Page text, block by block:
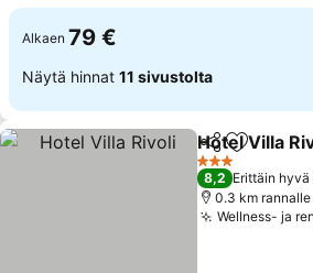
Alkaen 79 €
Näytä hinnat 11 sivustolta
Jaa Lisää
Hotel Villa
3 Tähtiluokitus
8,2 Erittäin hyvä
0.3 km rannalle
Wellness- ja